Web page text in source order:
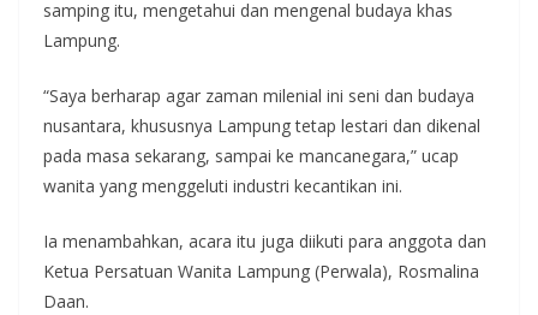
samping itu, mengetahui dan mengenal budaya khas
Lampung.
“Saya berharap agar zaman milenial ini seni dan budaya
nusantara, khususnya Lampung tetap lestari dan dikenal
pada masa sekarang, sampai ke mancanegara,” ucap
wanita yang menggeluti industri kecantikan ini.
Ia menambahkan, acara itu juga diikuti para anggota dan
Ketua Persatuan Wanita Lampung (Perwala), Rosmalina
Daan.